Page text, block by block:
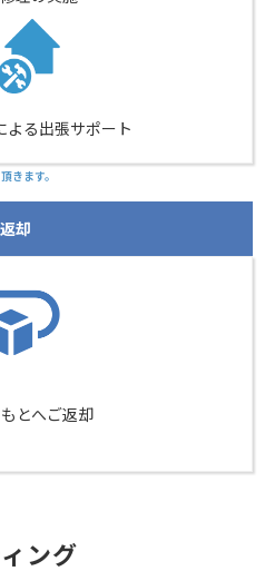
よる出張サポート
きます。
返却
とへご返却
ング